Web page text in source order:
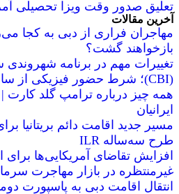
تعلیق صدور وقت ویزا تحصیلی
آخرین مقالات
مهاجران فراری از دبی به کجا
بازخواهند گشت؟
تغییرات مهم در برنامه
(CBI)؛ شرط حضور فیزیکی از سال ۲۰۲۶
همه چیز درباره ترامپ گلد کارت
ایرانیان
مسیر جدید اقامت دائم بریتانیا
طرح سه‌ساله ILR
افزایش تقاضای آمریکایی‌ها برای
غیرمنتظره در بازار مهاجرت
انتقال اقامت دبی به پاسپورت